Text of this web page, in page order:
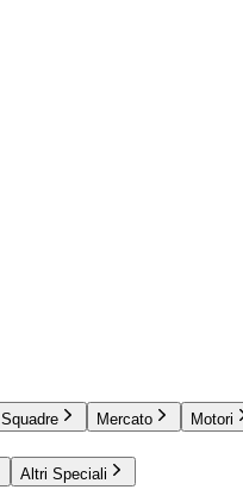
Squadre Mercato Motori
Altri Speciali